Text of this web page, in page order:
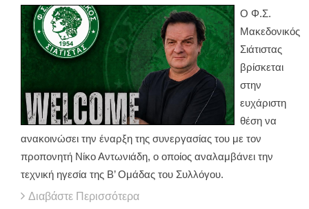
Ο Φ.Σ.
Μακεδονικός
Σιάτιστας
βρίσκεται
στην
ευχάριστη
θέση να
ανακοινώσει την έναρξη της συνεργασίας του με τον
προπονητή Νίκο Αντωνιάδη, ο οποίος αναλαμβάνει την
τεχνική ηγεσία της Β’ Ομάδας του Συλλόγου.
Διαβάστε Περισσότερα